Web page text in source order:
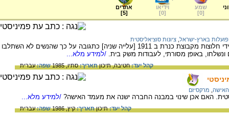
שמע
[
0
]
וידיאו
[
0
]
אתרים
[
5
]
בארץ-ישראל ציונות סוציאליסטית
על תנועת הפועלות בארץ-ישראל, שקמה על ידי חלוצות מקבוצת כנרת ב 1911 [עלייה שניה] כתגובה על כך שהנשים לא השתלבו
באופן מסורתי, לעבודות משק בית. /למידע מלא...
קהל יעד:חטיבה,תיכוןתאריך:סתיו, 1985 שפה:עברית
מרקסיזם
האם אכן שינוי במבנה החברה ישנה את מעמד האישה? /למידע מלא...
קהל יעד:תיכוןתאריך:קיץ, 1986 שפה:עברית